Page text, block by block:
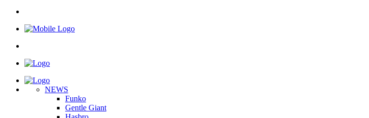
NEWS
Funko
Gentle Giant